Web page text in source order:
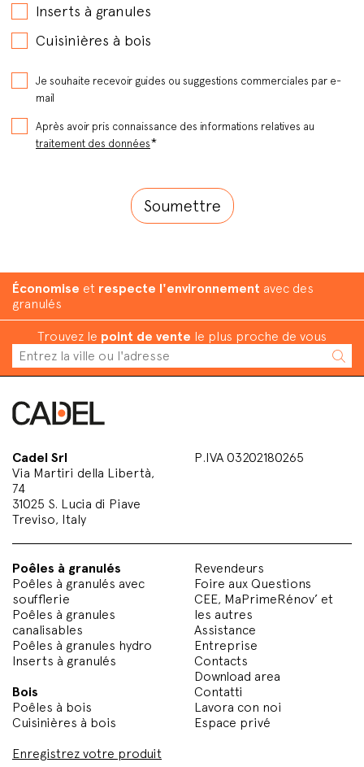
Inserts à granules
Cuisinières à bois
Je souhaite recevoir guides ou suggestions commerciales par e-
mail
Après avoir pris connaissance des informations relatives au
traitement des données*
Économise et respecte l'environnement avec des
granulés
Trouvez le point de vente le plus proche de vous
Cadel Srl
Via Martiri della Libertà,
74
31025 S. Lucia di Piave
Treviso, Italy
P.IVA 03202180265
Poêles à granulés
Poêles à granulés avec
soufflerie
Poêles à granules
canalisables
Poêles à granules hydro
Inserts à granulés
Bois
Poêles à bois
Cuisinières à bois
Enregistrez votre produit
Revendeurs
Foire aux Questions
CEE, MaPrimeRénov’ et
les autres
Assistance
Entreprise
Contacts
Download area
Contatti
Lavora con noi
Espace privé